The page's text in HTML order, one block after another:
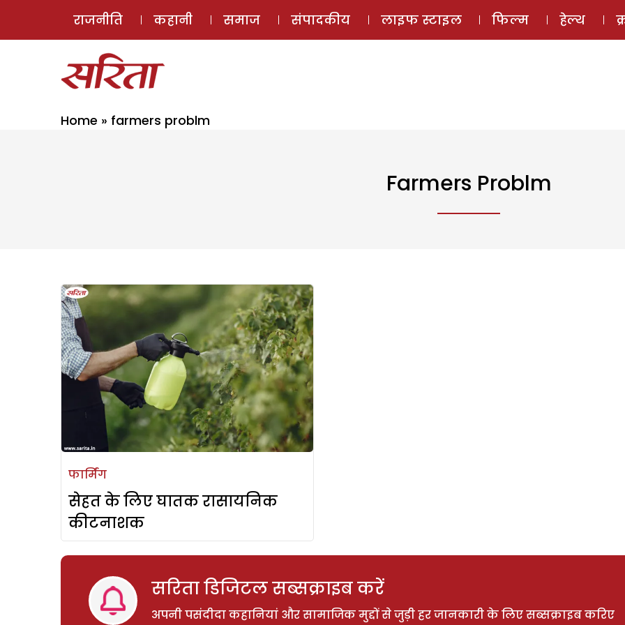
ई-मैगज़ीन
राजनीति कहानी समाज संपादकीय लाइफ स्टाइल फिल्म हेल्थ
Home » farmers problm
Farmers Problm
फार्मिंग
सेहत के लिए घातक रासायनिक
कीटनाशक
सरिता डिजिटल सब्सक्राइब करें
अपनी पसंदीदा कहानियां और सामाजिक मुद्दों से जुड़ी हर जानकारी के लिए सब्सक्राइब करिए